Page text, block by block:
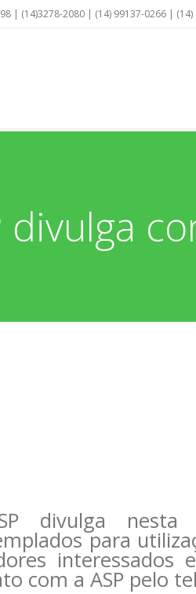
| (14)3278-2080 | (14) 99137-0266 |
divulga
divulga nesta
para
com a ASP pelo